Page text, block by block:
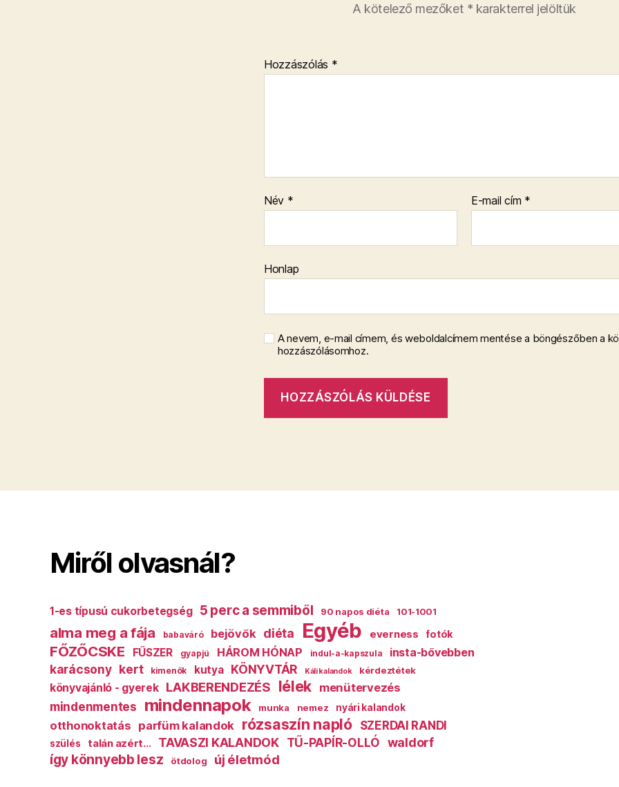
A kötelező mezőket * karakterrel jelöltük
Hozzászólás *
Név * E-mail cím *
Honlap
A nevem, e-mail címem, és weboldalcímem mentése a böngészőben a
hozzászólásomhoz.
Miről olvasnál?
1-es típusú cukorbetegség 5 perc a semmiből 90 napos diéta 101-1001
alma meg a fája babaváró bejövők diéta Egyéb everness fotók
FŐZŐCSKE FŰSZER gyapjú HÁROM HÓNAP indul-a-kapszula insta-bővebben
karácsony kert kimenők kutya KÖNYVTÁR Káli kalandok kérdeztétek
könyvajánló - gyerek LAKBERENDEZÉS lélek menütervezés
mindenmentes mindennapok munka nemez nyári kalandok
otthonoktatás parfüm kalandok rózsaszín napló SZERDAI RANDI
szülés talán azért... TAVASZI KALANDOK TŰ-PAPÍR-OLLÓ waldorf
így könnyebb lesz ötdolog új életmód